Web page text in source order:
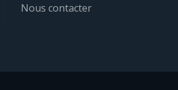
Nous contacter